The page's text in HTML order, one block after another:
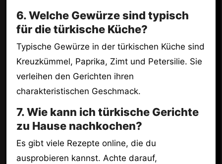
6. Welche Gewürze sind typisch
für die türkische Küche?
Typische Gewürze in der türkischen Küche sind
Kreuzkümmel, Paprika, Zimt und Petersilie. Sie
verleihen den Gerichten ihren
charakteristischen Geschmack.
7. Wie kann ich türkische Gerichte
zu Hause nachkochen?
Es gibt viele Rezepte online, die du
ausprobieren kannst. Achte darauf,